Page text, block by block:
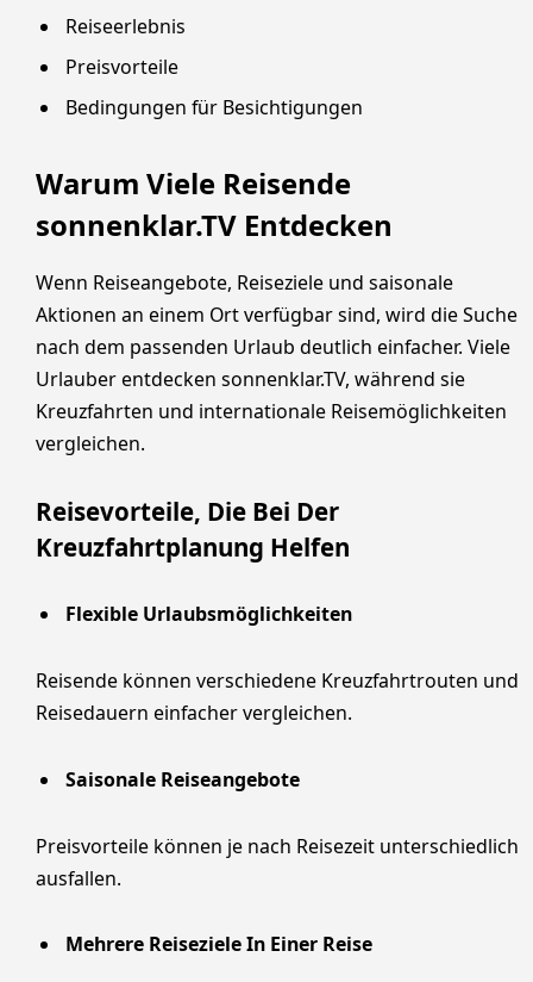
Reiseerlebnis
Preisvorteile
Bedingungen für Besichtigungen
Warum Viele Reisende
sonnenklar.TV Entdecken
Wenn Reiseangebote, Reiseziele und saisonale
Aktionen an einem Ort verfügbar sind, wird die Suche
nach dem passenden Urlaub deutlich einfacher. Viele
Urlauber entdecken sonnenklar.TV, während sie
Kreuzfahrten und internationale Reisemöglichkeiten
vergleichen.
Reisevorteile, Die Bei Der
Kreuzfahrtplanung Helfen
Flexible Urlaubsmöglichkeiten
Reisende können verschiedene Kreuzfahrtrouten und
Reisedauern einfacher vergleichen.
Saisonale Reiseangebote
Preisvorteile können je nach Reisezeit unterschiedlich
ausfallen.
Mehrere Reiseziele In Einer Reise